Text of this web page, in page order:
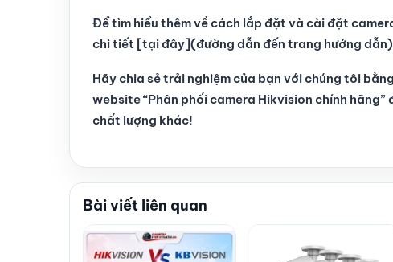
Để tìm hiểu thêm về cách lắp đặt và cài đặt
chi tiết [tại đây](đường dẫn đến trang hướng
Hãy chia sẻ trải nghiệm của bạn với chúng tôi
website “Phân phối camera Hikvision chính
chất lượng khác!
Bài viết liên quan